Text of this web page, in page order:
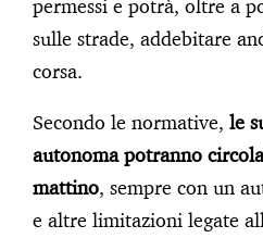
permessi e potrà, oltre a
sulle strade, addebitare
corsa.
Secondo le normative, le
autonoma potranno
mattino, sempre con un
e altre limitazioni legate